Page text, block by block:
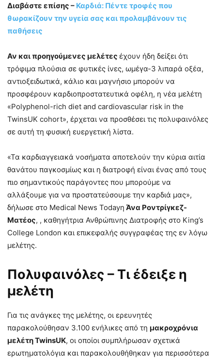
Διαβάστε επίσης – Καρδιά: Πέντε τροφές που
θωρακίζουν την υγεία σας και προλαμβάνουν τις
παθήσεις
Αν και προηγούμενες μελέτες έχουν ήδη δείξει ότι
τρόφιμα πλούσια σε φυτικές ίνες, ωμέγα-3 λιπαρά οξέα,
αντιοξειδωτικά, κάλιο και μαγνήσιο μπορούν να
προσφέρουν καρδιοπροστατευτικά οφέλη, η νέα μελέτη
«Polyphenol-rich diet and cardiovascular risk in the
TwinsUK cohort», έρχεται να προσθέσει τις πολυφαινόλες
σε αυτή τη φυσική ευεργετική λίστα.
«Τα καρδιαγγειακά νοσήματα αποτελούν την κύρια αιτία
θανάτου παγκοσμίως και η διατροφή είναι ένας από τους
πιο σημαντικούς παράγοντες που μπορούμε να
αλλάξουμε για να προστατεύσουμε την καρδιά μας»,
δήλωσε στο Medical News Todayη Άνα Ροντρίγκεζ-
Ματέος, , καθηγήτρια Ανθρώπινης Διατροφής στο King’s
College London και επικεφαλής συγγραφέας της εν λόγω
μελέτης.
Πολυφαινόλες – Τι έδειξε η
μελέτη
Για τις ανάγκες της μελέτης, οι ερευνητές
παρακολούθησαν 3.100 ενήλικες από τη μακροχρόνια
μελέτη TwinsUK, οι οποίοι συμπλήρωσαν σχετικά
ερωτηματολόγια και παρακολουθήθηκαν για περισσότερα